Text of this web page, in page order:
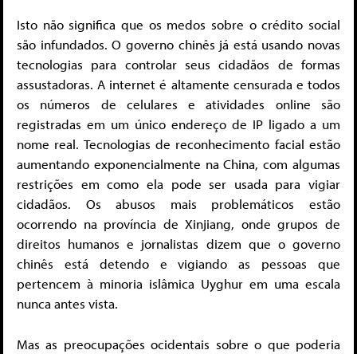
Isto não significa que os medos sobre o crédito social
são infundados. O governo chinês já está usando novas
tecnologias para controlar seus cidadãos de formas
assustadoras. A internet é altamente censurada e todos
os números de celulares e atividades online são
registradas em um único endereço de IP ligado a um
nome real. Tecnologias de reconhecimento facial estão
aumentando exponencialmente na China, com algumas
restrições em como ela pode ser usada para vigiar
cidadãos. Os abusos mais problemáticos estão
ocorrendo na província de Xinjiang, onde grupos de
direitos humanos e jornalistas dizem que o governo
chinês está detendo e vigiando as pessoas que
pertencem à minoria islâmica Uyghur em uma escala
nunca antes vista.
Mas as preocupações ocidentais sobre o que poderia